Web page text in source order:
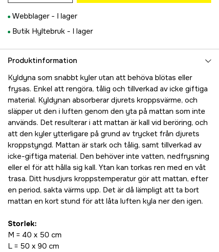
199 kr
Tillfälligt slut
Webblager - I lager
Butik Hyltebruk - I lager
Produktinformation
Kyldyna som snabbt kyler utan att behöva blötas eller
frysas. Enkel att rengöra, tålig och tillverkad av icke giftiga
material. Kyldynan absorberar djurets kroppsvärme, och
släpper ut den i luften genom den yta på mattan som inte
används. Det resulterar i att mattan är kall vid beröring, och
att den kyler ytterligare på grund av trycket från djurets
kroppstyngd. Mattan är stark och tålig, samt tillverkad av
icke-giftiga material. Den behöver inte vatten, nedfrysning
eller el för att hålla sig kall. Ytan kan torkas ren med en våt
trasa. Ditt husdjurs kroppstemperatur gör att mattan, efter
en period, sakta värms upp. Det är då lämpligt att ta bort
mattan en kort stund för att låta luften kyla ner den igen.
Storlek:
M = 40 x 50 cm
L = 50 x 90 cm